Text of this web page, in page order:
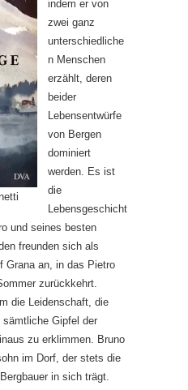
indem er von
zwei ganz
unterschiedliche
n Menschen
erzählt, deren
beider
Lebensentwürfe
von Bergen
dominiert
werden. Es ist
die
Lebensgeschicht
und seines besten
freunden sich als
Grana an, in das Pietro
zurückkehrt.
die Leidenschaft, die
sämtliche Gipfel der
zu erklimmen. Bruno
im Dorf, der stets die
in sich trägt.